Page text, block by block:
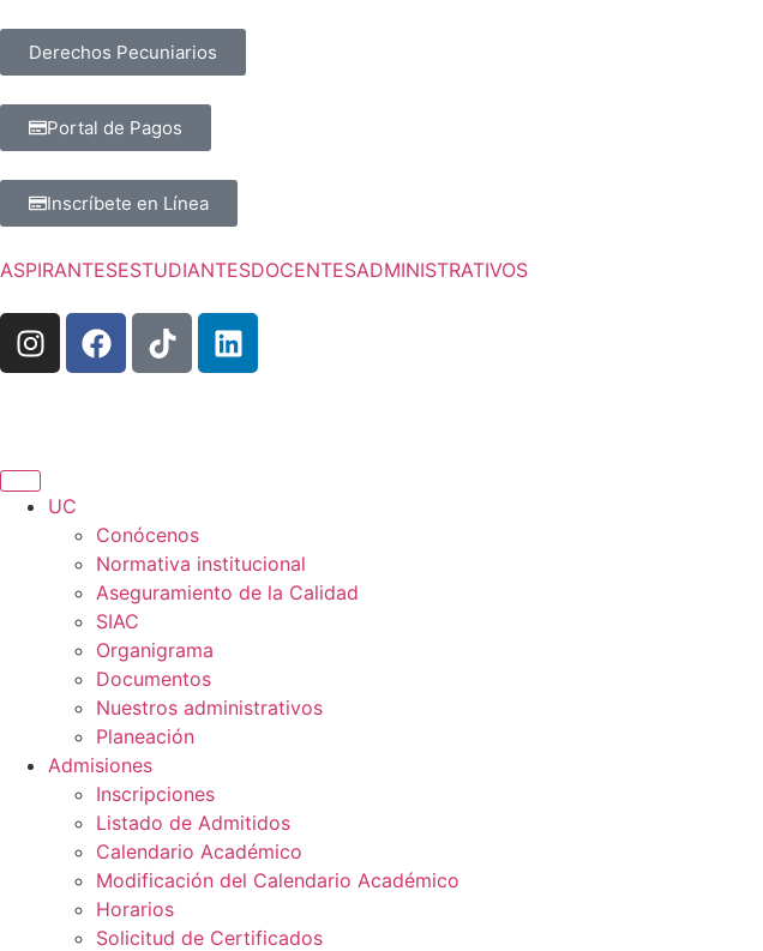
Derechos Pecuniarios
Portal de Pagos
Inscríbete en Línea
ASPIRANTESESTUDIANTESDOCENTESADMINISTRATIVOS
UC
Conócenos
Normativa institucional
Aseguramiento de la Calidad
SIAC
Organigrama
Documentos
Nuestros administrativos
Planeación
Admisiones
Inscripciones
Listado de Admitidos
Calendario Académico
Modificación del Calendario Académico
Horarios
Solicitud de Certificados